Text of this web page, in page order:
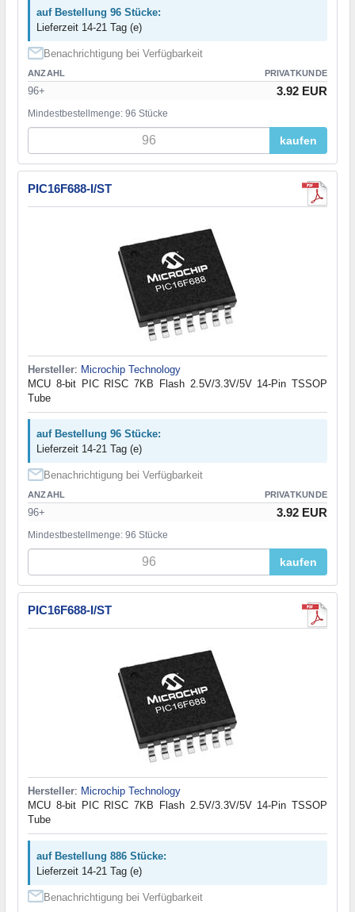
auf Bestellung 96 Stücke:
Lieferzeit 14-21 Tag (e)
Benachrichtigung bei Verfügbarkeit
ANZAHL PRIVATKUNDE
96+ 3.92 EUR
Mindestbestellmenge: 96 Stücke
kaufen
PIC16F688-I/ST
Hersteller: Microchip Technology
MCU 8-bit PIC RISC 7KB Flash 2.5V/3.3V/5V 14-Pin TSSOP
Tube
auf Bestellung 96 Stücke:
Lieferzeit 14-21 Tag (e)
Benachrichtigung bei Verfügbarkeit
ANZAHL PRIVATKUNDE
96+ 3.92 EUR
Mindestbestellmenge: 96 Stücke
kaufen
PIC16F688-I/ST
Hersteller: Microchip Technology
MCU 8-bit PIC RISC 7KB Flash 2.5V/3.3V/5V 14-Pin TSSOP
Tube
auf Bestellung 886 Stücke:
Lieferzeit 14-21 Tag (e)
Benachrichtigung bei Verfügbarkeit